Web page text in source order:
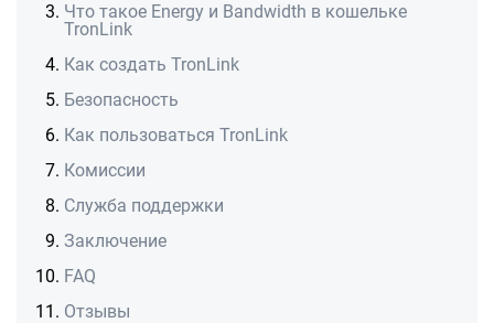
Что такое Energy и Bandwidth в кошельке
TronLink
Как создать TronLink
Безопасность
Как пользоваться TronLink
Комиссии
Служба поддержки
Заключение
FAQ
Отзывы